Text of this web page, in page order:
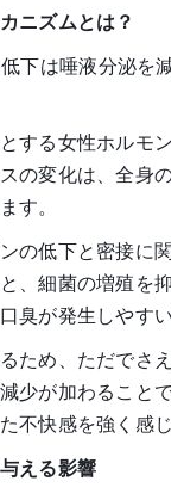
ニズムとは？
下は唾液分泌を
する女性ホルモ
の変化は、全身
す。
の低下と密接に
、細菌の増殖を
臭が発生しやす
ため、ただでさ
少が加わること
不快感を強く感
える影響